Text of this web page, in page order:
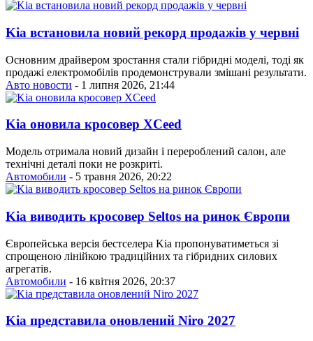
Kia встановила новий рекорд продажів у червні
Основним драйвером зростання стали гібридні моделі, тоді як
продажі електромобілів продемонстрували змішані результати.
Авто новости - 1 липня 2026, 21:44
Kia оновила кросовер XCeed
Модель отримала новий дизайн і перероблений салон, але
технічні деталі поки не розкриті.
Автомобили - 5 травня 2026, 20:22
Kia виводить кросовер Seltos на ринок Європи
Європейська версія бестселера Kia пропонуватиметься зі
спрощеною лінійкою традиційних та гібридних силових
агрегатів.
Автомобили - 16 квітня 2026, 20:37
Kia представила оновлений Niro 2027